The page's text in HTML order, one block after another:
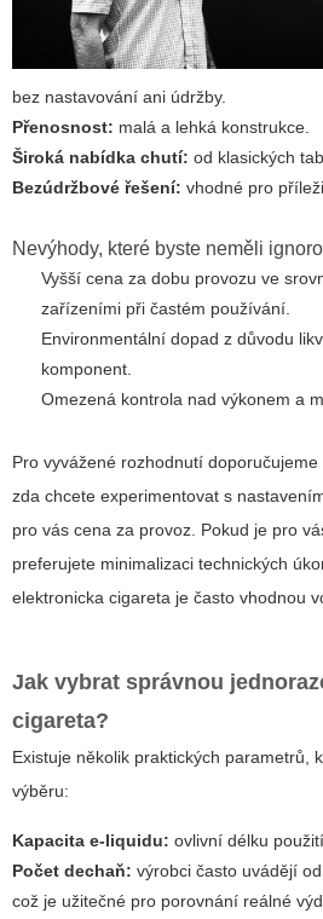
bez nastavování ani údržby.
Přenosnost: malá a lehká konstrukce.
Široká nabídka chutí: od klasických
Bezúdržbové řešení: vhodné pro
Nevýhody, které byste neměli
Vyšší cena za dobu provozu ve
zařízeními při častém používání.
Environmentální dopad z důvodu
komponent.
Omezená kontrola nad výkonem a
Pro vyvážené rozhodnutí doporučujeme
zda chcete experimentovat s
pro vás cena za provoz. Pokud je pro
preferujete minimalizaci technických
elektronicka cigareta je často vhodnou
Jak vybrat správnou
cigareta?
Existuje několik praktických parametrů,
výběru:
Kapacita e-liquidu: ovlivní délku
Počet dechaň: výrobci často uvádějí
což je užitečné pro porovnání reálné